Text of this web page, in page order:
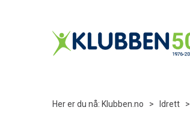
Her er du nå: Klubben.no > Idrett >